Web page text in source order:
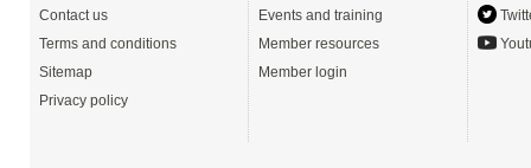
Contact us
Terms and conditions
Sitemap
Privacy policy
Events and training
Member resources
Member login